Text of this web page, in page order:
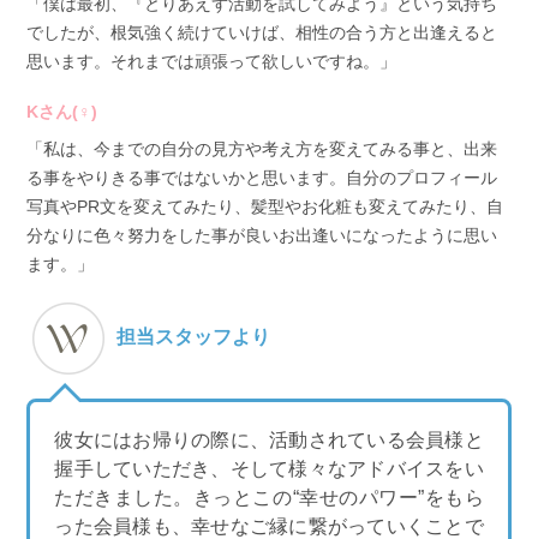
でしたが、根気強く続けていけば、相性の合う方と出逢えると
思います。それまでは頑張って欲しいですね。」
Kさん(♀)
「私は、今までの自分の見方や考え方を変えてみる事と、出来
る事をやりきる事ではないかと思います。自分のプロフィール
写真やPR文を変えてみたり、髪型やお化粧も変えてみたり、自
分なりに色々努力をした事が良いお出逢いになったように思い
ます。」
担当スタッフより
彼女にはお帰りの際に、活動されている会員様と
握手していただき、そして様々なアドバイスをい
ただきました。きっとこの“幸せのパワー”をもら
った会員様も、幸せなご縁に繋がっていくことで